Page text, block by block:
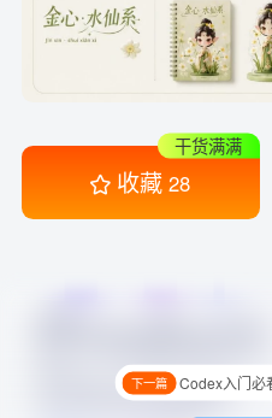
收藏 28
干货满满
下一篇 Codex入门必看！11